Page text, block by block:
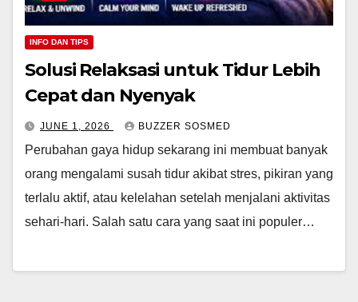
INFO DAN TIPS
Solusi Relaksasi untuk Tidur Lebih
Cepat dan Nyenyak
JUNE 1, 2026 BUZZER SOSMED
Perubahan gaya hidup sekarang ini membuat banyak
orang mengalami susah tidur akibat stres, pikiran yang
terlalu aktif, atau kelelahan setelah menjalani aktivitas
sehari-hari. Salah satu cara yang saat ini populer…